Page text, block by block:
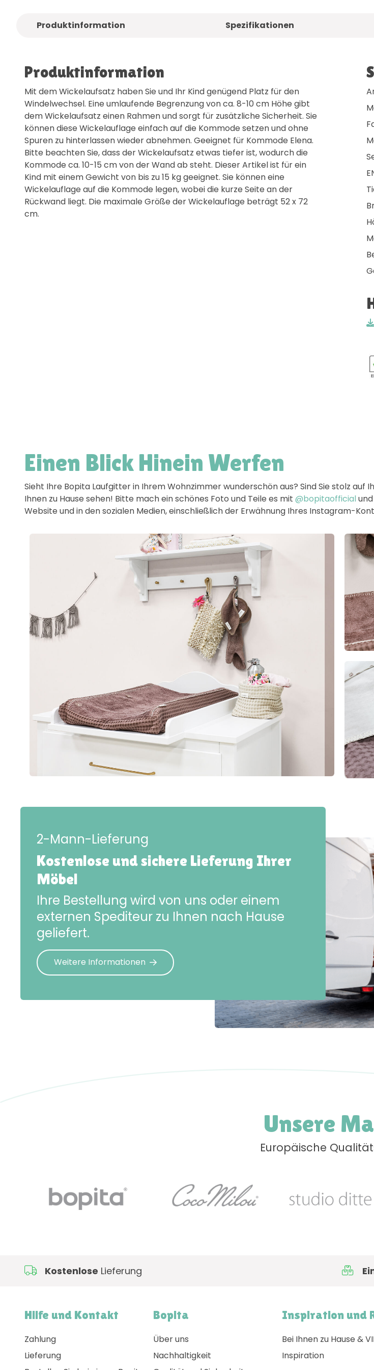
Produktinformation Spezifikationen
Produktinformation
Mit dem Wickelaufsatz haben Sie und Ihr Kind genügend Platz für den
Windelwechsel. Eine umlaufende Begrenzung von ca. 8-10 cm Höhe gibt
dem Wickelaufsatz einen Rahmen und sorgt für zusätzliche Sicherheit. Sie
können diese Wickelauflage einfach auf die Kommode setzen und ohne
Spuren zu hinterlassen wieder abnehmen. Geeignet für Kommode Elena.
Bitte beachten Sie, dass der Wickelaufsatz etwas tiefer ist, wodurch die
Kommode ca. 10-15 cm von der Wand ab steht. Dieser Artikel ist für ein
Kind mit einem Gewicht von bis zu 15 kg geeignet. Sie können eine
Wickelauflage auf die Kommode legen, wobei die kurze Seite an der
Rückwand liegt. Die maximale Größe der Wickelauflage beträgt 52 x 72
cm.
Einen Blick Hinein Werfen
Sieht Ihre Bopita Laufgitter in Ihrem Wohnzimmer wunderschön aus? Sind Sie stolz
Ihnen zu Hause sehen! Bitte mach ein schönes Foto und Teile es mit @bopitaofficial
Website und in den sozialen Medien, einschließlich der Erwähnung Ihres Instagram-
2-Mann-Lieferung
Kostenlose und sichere Lieferung Ihrer
Möbel
Ihre Bestellung wird von uns oder einem
externen Spediteur zu Ihnen nach Hause
geliefert.
Weitere Informationen
Unsere
Europäische
Kostenlose Lieferung
Hilfe und Kontakt
Zahlung
Lieferung
Bopita
Über uns
Nachhaltigkeit
Inspiration und
Bei Ihnen zu Hause &
Inspiration